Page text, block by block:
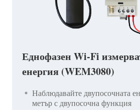
Еднофазен Wi-Fi
енергия (WEM3080)
Наблюдавайте двупосочната
метър с двупосочна функция